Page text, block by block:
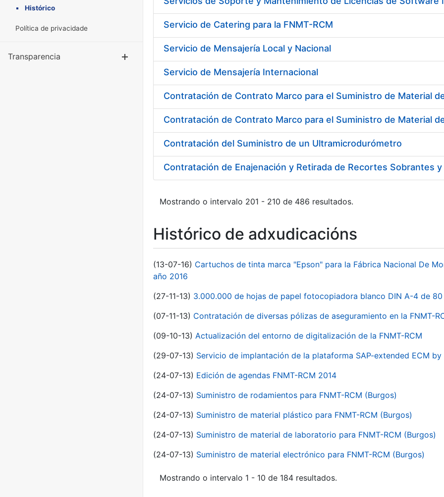
Histórico
Política de privacidade
Transparencia
Servicio de Catering para la FNMT-RCM
Servicio de Mensajería Local y Nacional
Servicio de Mensajería Internacional
Contratación de Contrato Marco para el Suministro de Material
Contratación del Suministro de un Ultramicrodurómetro
Mostrando o intervalo 201 - 210 de 486 resultados.
Histórico de adxudicacións
(13-07-16) Cartuchos de tinta marca "Epson" para la Fábrica Nacional De
año 2016
(27-11-13) 3.000.000 de hojas de papel fotocopiadora blanco DIN A-4 de 80
(07-11-13) Contratación de diversas pólizas de aseguramiento en la FNMT-
(09-10-13) Actualización del entorno de digitalización de la FNMT-RCM
(29-07-13) Servicio de implantación de la plataforma SAP-extended ECM by
(24-07-13) Edición de agendas FNMT-RCM 2014
(24-07-13) Suministro de rodamientos para FNMT-RCM (Burgos)
(24-07-13) Suministro de material plástico para FNMT-RCM (Burgos)
(24-07-13) Suministro de material de laboratorio para FNMT-RCM (Burgos)
(24-07-13) Suministro de material electrónico para FNMT-RCM (Burgos)
Mostrando o intervalo 1 - 10 de 184 resultados.